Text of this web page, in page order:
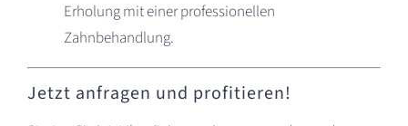
Erholung mit einer professionellen
Zahnbehandlung.
Jetzt anfragen und profitieren!